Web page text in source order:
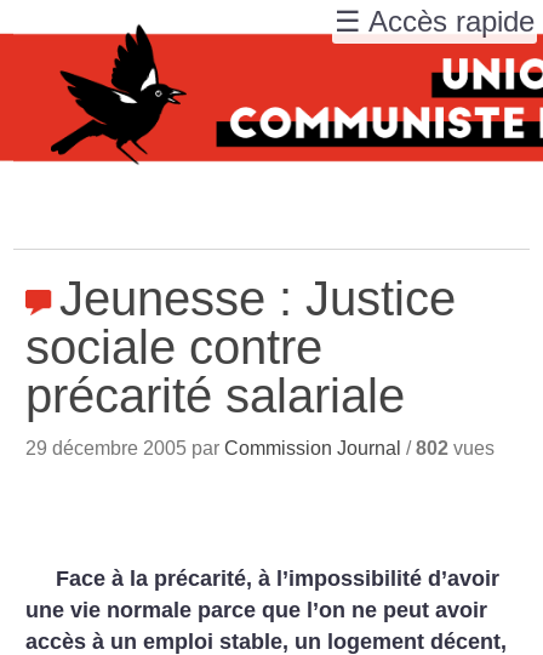
Jeunesse : Justice
sociale contre
précarité salariale
29 décembre 2005 parCommission Journal /802 vues
Face à la précarité, à l’impossibilité d’avoir
une vie normale parce que l’on ne peut avoir
accès à un emploi stable, un logement décent,
☰ Accès rapide